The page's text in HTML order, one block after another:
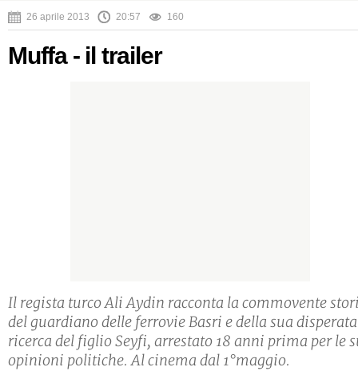
26 aprile 2013 20:57 160
Muffa - il trailer
Il regista turco Ali Aydin racconta la commovente
del guardiano delle ferrovie Basri e della sua disperata
ricerca del figlio Seyfi, arrestato 18 anni prima per le
opinioni politiche. Al cinema dal 1°maggio.